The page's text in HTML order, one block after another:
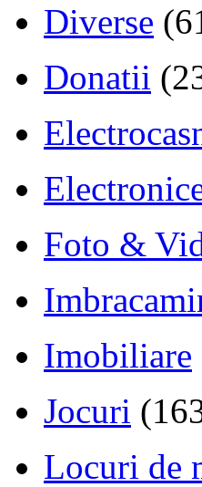
Diverse
Donatii
Foto &
Imobiliare
Jocuri
Locuri de